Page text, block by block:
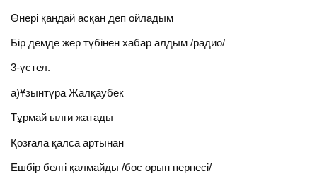
Өнері қандай асқан деп ойладым
Бір демде жер түбінен хабар алдым /радио/
3-үстел.
а)Ұзынтұра Жалқаубек
Тұрмай ылғи жатады
Қозғала қалса артынан
Ешбір белгі қалмайды /бос орын пернесі/